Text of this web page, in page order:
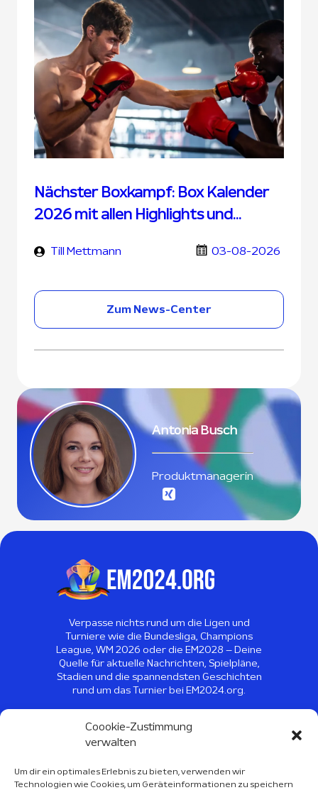
Coookie-Zustimmung
verwalten
Um dir ein optimales Erlebnis zu bieten, verwenden wir
Technologien wie Cookies, um Geräteinformationen zu speichern
Nächster Boxkampf: Box Kalender
2026 mit allen Highlights und
Till Mettmann 03-08-2026
Zum News-Center
Antonia Busch
Produktmanagerin
Verpasse nichts rund um die Ligen und
Turniere wie die Bundesliga, Champions
League, WM 2026 oder die EM2028 – Deine
Quelle für aktuelle Nachrichten, Spielpläne,
Stadien und die spannendsten Geschichten
rund um das Turnier bei EM2024.org.
© 2026
EM2024 - Alle Rechte
vorbehalten